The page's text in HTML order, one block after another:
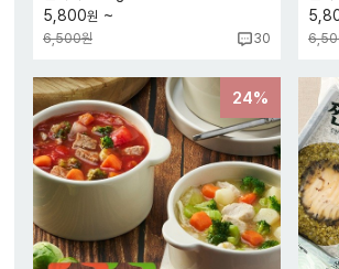
5,800원 ~
6,500원 30
24%